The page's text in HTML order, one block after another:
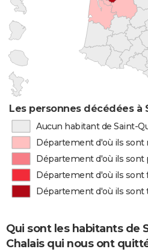
Les personnes décédées à
Aucun habitant de Saint-
Département d'où ils sont
Département d'où ils sont
Département d'où ils
Département d'où ils sont
Qui sont les habitants de
Chalais qui nous ont